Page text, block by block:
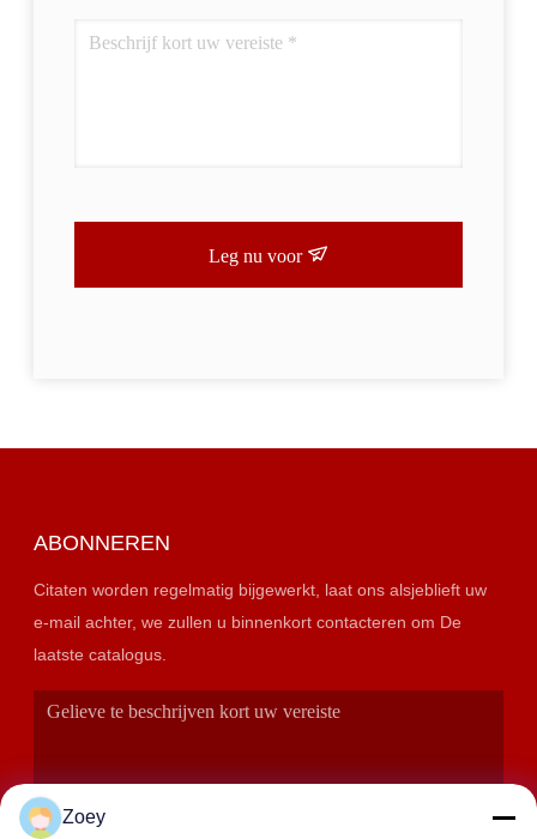
Leg nu voor
ABONNEREN
Citaten worden regelmatig bijgewerkt, laat ons alsjeblieft uw
e-mail achter, we zullen u binnenkort contacteren om De
laatste catalogus.
Zoey